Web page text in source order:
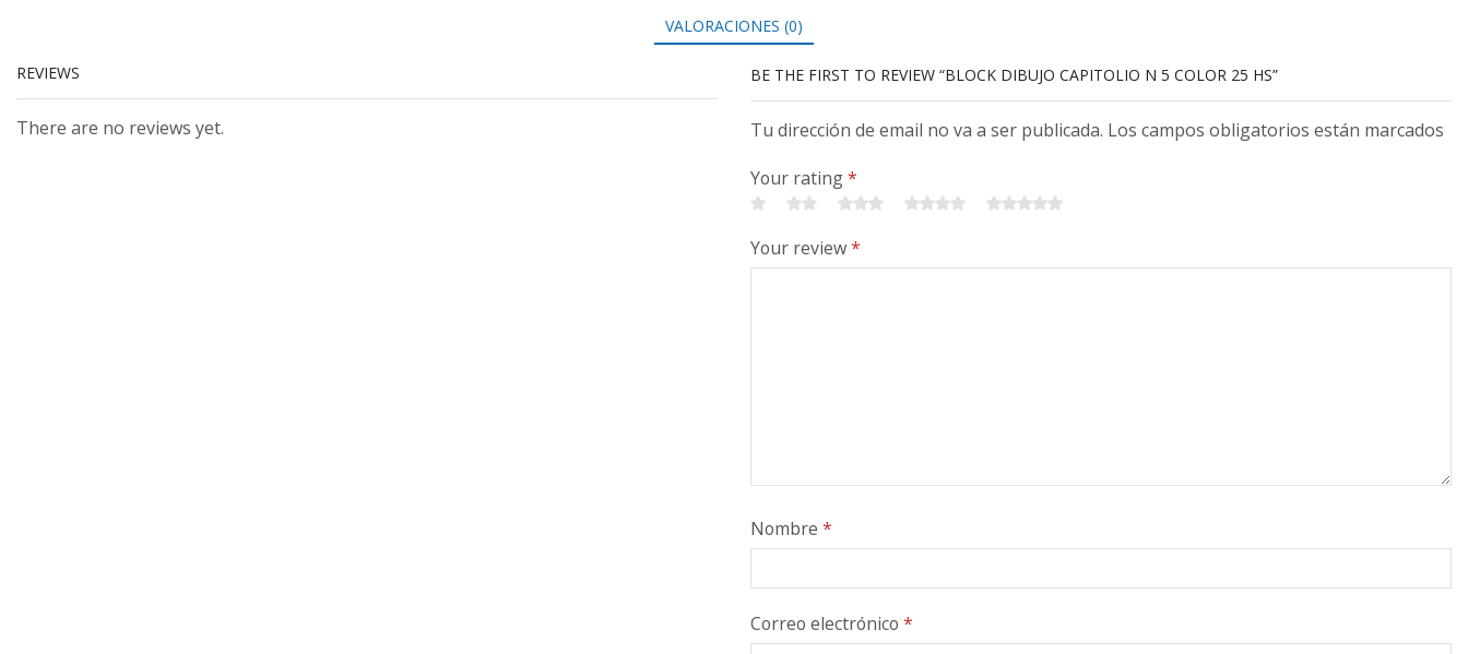
VALORACIONES (0)
REVIEWS
There are no reviews yet.
BE THE FIRST TO REVIEW “BLOCK DIBUJO CAPITOLIO N 5 COLOR 25 HS”
Tu dirección de email no va a ser publicada. Los campos obligatorios están marcados
Your rating*
Your review*
Nombre *
Correo electrónico *